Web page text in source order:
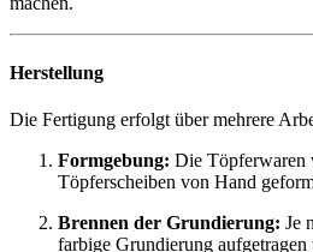
Herstellung
Die Fertigung erfolgt über mehrere
Formgebung: Die Töpferwaren
Töpferscheiben von Hand
Brennen der Grundierung: Je
farbige Grundierung